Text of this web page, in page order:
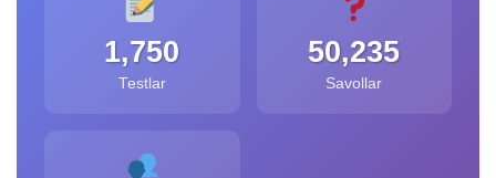
1,750
Testlar
50,235
Savollar